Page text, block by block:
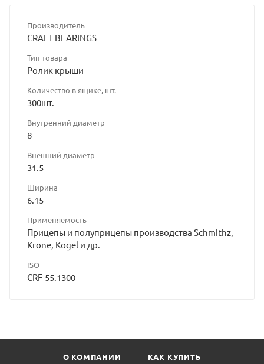
Производитель
CRAFT BEARINGS
Тип товара
Ролик крыши
Количество в ящике, шт.
300шт.
Внутренний диаметр
8
Внешний диаметр
31.5
Ширина
6.15
Применяемость
Прицепы и полуприцепы производства Schmithz,
Krone, Kogel и др.
ISO
CRF-55.1300
О КОМПАНИИ КАК КУПИТЬ